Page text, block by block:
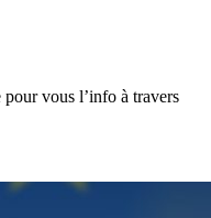
pour vous l’info à travers